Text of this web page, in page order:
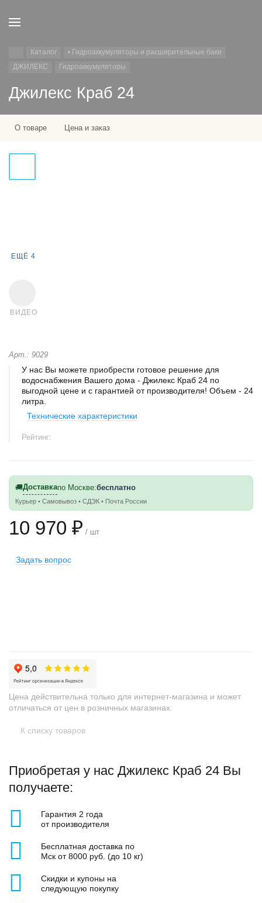
Каталог
• Гидроаккумуляторы и расширительные баки
ДЖИЛЕКС
Гидроаккумуляторы
Джилекс Краб 24
О товаре Цена и заказ
ЕЩЁ 4
ВИДЕО
Арт.: 9029
У нас Вы можете приобрести готовое решение для
водоснабжения Вашего дома - Джилекс Краб 24 по
выгодной цене и с гарантией от производителя! Объем - 24
литра.
Технические характеристики
Рейтинг:
🚚Доставкапо Москве:бесплатно
Курьер • Самовывоз • СДЭК • Почта России
10 970 ₽ / шт
Задать вопрос
Цена действительна только для интернет-магазина и может
отличаться от цен в розничных магазинах.
К списку товаров
Приобретая у нас Джилекс Краб 24 Вы
получаете:
Гарантия 2 года
от производителя
Бесплатная доставка по
Мск от 8000 руб. (до 10 кг)
Скидки и купоны на
следующую покупку